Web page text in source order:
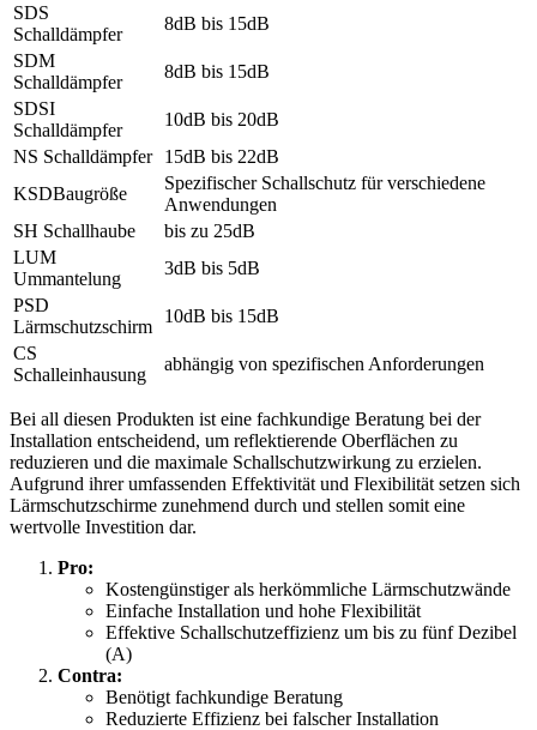
SDS
Schalldämpfer
8dB bis 15dB
SDM
Schalldämpfer
8dB bis 15dB
SDSI
Schalldämpfer
10dB bis 20dB
NS Schalldämpfer
15dB bis 22dB
KSDBaugröße
Spezifischer Schallschutz für verschiedene
Anwendungen
SH Schallhaube
bis zu 25dB
LUM
Ummantelung
3dB bis 5dB
PSD
Lärmschutzschirm
10dB bis 15dB
CS
Schalleinhausung
abhängig von spezifischen Anforderungen
Bei all diesen Produkten ist eine fachkundige Beratung bei der
Installation entscheidend, um reflektierende Oberflächen zu
reduzieren und die maximale Schallschutzwirkung zu erzielen.
Aufgrund ihrer umfassenden Effektivität und Flexibilität setzen sich
Lärmschutzschirme zunehmend durch und stellen somit eine
wertvolle Investition dar.
Pro:
Kostengünstiger als herkömmliche Lärmschutzwände
Einfache Installation und hohe Flexibilität
Effektive Schallschutzeffizienz um bis zu fünf Dezibel
(A)
Contra:
Benötigt fachkundige Beratung
Reduzierte Effizienz bei falscher Installation